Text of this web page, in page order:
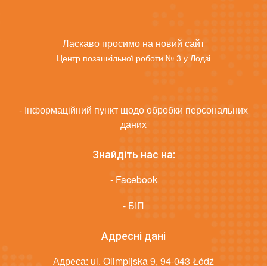
Ласкаво просимо на новий сайт
Центр позашкільної роботи № 3 у Лодзі
- Інформаційний пункт щодо обробки персональних
даних
Знайдіть нас на:
- Facebook
- БІП
Адресні дані
Адреса: ul. Olimpijska 9, 94-043 Łódź